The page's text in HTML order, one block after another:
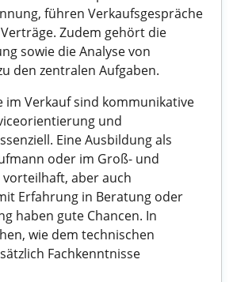
führen Verkaufsgespräche
Zudem gehört die
sowie die Analyse von
den zentralen Aufgaben.
im Verkauf sind kommunikative
und
Eine Ausbildung als
oder im Groß- und
aber auch
Erfahrung in Beratung oder
haben gute Chancen. In
wie dem technischen
Fachkenntnisse